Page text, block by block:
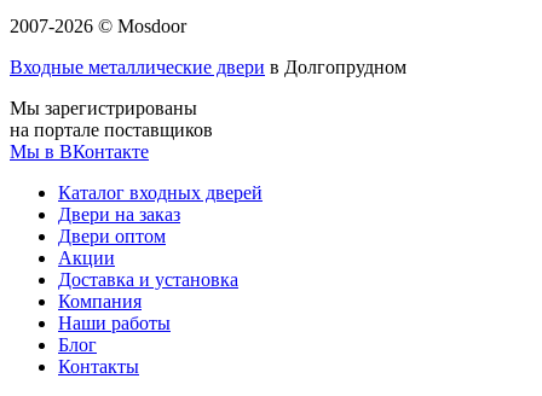
2007-2026 © Mosdoor
Входные металлические двери в Долгопрудном
Мы зарегистрированы
на портале поставщиков
Мы в ВКонтакте
Каталог входных дверей
Двери на заказ
Двери оптом
Акции
Доставка и установка
Компания
Наши работы
Блог
Контакты